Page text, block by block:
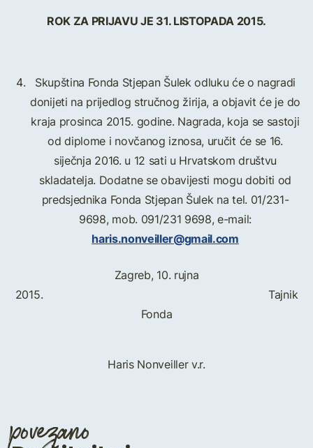
ROK ZA PRIJAVU JE 31. LISTOPADA 2015.
Skupština Fonda Stjepan Šulek odluku će o nagradi
donijeti na prijedlog stručnog žirija, a objavit će je do
kraja prosinca 2015. godine. Nagrada, koja se sastoji
od diplome i novčanog iznosa, uručit će se 16.
siječnja 2016. u 12 sati u Hrvatskom društvu
skladatelja. Dodatne se obavijesti mogu dobiti od
predsjednika Fonda Stjepan Šulek na tel. 01/231-
9698, mob. 091/231 9698, e-mail:
haris.nonveiller@gmail.com
Zagreb, 10. rujna
2015. Tajnik
Fonda
Haris Nonveiller v.r.
povezano